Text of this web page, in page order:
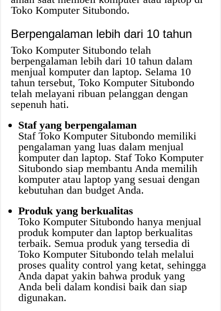
Toko Komputer Situbondo.
Berpengalaman lebih dari 10 tahun
Toko Komputer Situbondo telah
berpengalaman lebih dari 10 tahun dalam
menjual komputer dan laptop. Selama 10
tahun tersebut, Toko Komputer Situbondo
telah melayani ribuan pelanggan dengan
sepenuh hati.
Staf yang berpengalaman
Staf Toko Komputer Situbondo memiliki
pengalaman yang luas dalam menjual
komputer dan laptop. Staf Toko Komputer
Situbondo siap membantu Anda memilih
komputer atau laptop yang sesuai dengan
kebutuhan dan budget Anda.
Produk yang berkualitas
Toko Komputer Situbondo hanya menjual
produk komputer dan laptop berkualitas
terbaik. Semua produk yang tersedia di
Toko Komputer Situbondo telah melalui
proses quality control yang ketat, sehingga
Anda dapat yakin bahwa produk yang
Anda beli dalam kondisi baik dan siap
digunakan.